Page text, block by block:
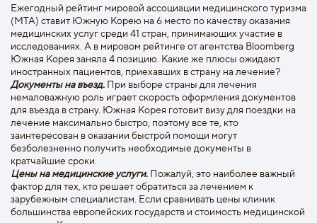
Ежегодный рейтинг мировой ассоциации медицинского туризма
(МТА) ставит Южную Корею на 6 место по качеству оказания
медицинских услуг среди 41 стран, принимающих участие в
исследованиях. А в мировом рейтинге от агентства Bloomberg
Южная Корея заняла 4 позицию. Какие же плюсы ожидают
иностранных пациентов, приехавших в страну на лечение?
Документы на въезд. При выборе страны для лечения
немаловажную роль играет скорость оформления документов
для въезда в страну. Южная Корея готовит визу для поездки на
лечение максимально быстро, поэтому все те, кто
заинтересован в оказании быстрой помощи могут
безболезненно получить необходимые документы в
кратчайшие сроки.
Цены на медицинские услуги. Пожалуй, это наиболее важный
фактор для тех, кто решает обратиться за лечением к
зарубежным специалистам. Если сравнивать цены клиник
большинства европейских государств и стоимость медицинской